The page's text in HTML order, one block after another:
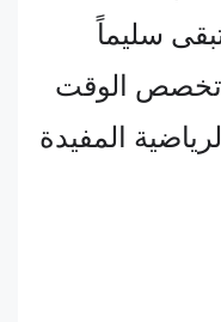
سليماً
تخصص الوقت
المفيدة